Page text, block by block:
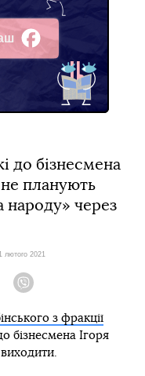
до бізнесмена
планують
народу» через
лютого 2021
Telegram
з фракції
бізнесмена Ігоря